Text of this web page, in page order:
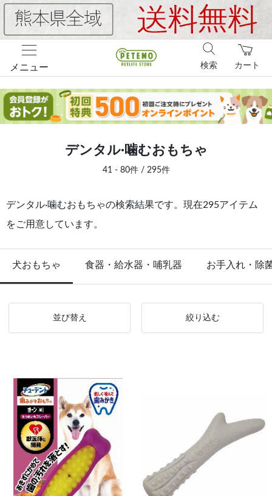
メニュー カート
検索
デンタル·噛むおもちゃ
41 - 80件 / 295件
デンタル·噛むおもちゃの検索結果です。現在295アイテム
をご用意しています。
犬おもちゃ 食器・給水器・哺乳器 お手入れ・除
並び替え 絞り込む